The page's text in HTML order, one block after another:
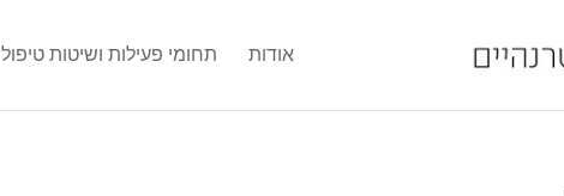
אודות תחומי פעילות ושיטות טיפול